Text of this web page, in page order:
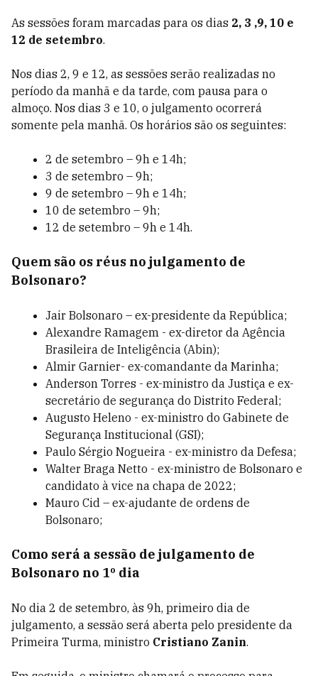
As sessões foram marcadas para os dias 2, 3 ,9, 10 e
12 de setembro.
Nos dias 2, 9 e 12, as sessões serão realizadas no
período da manhã e da tarde, com pausa para o
almoço. Nos dias 3 e 10, o julgamento ocorrerá
somente pela manhã. Os horários são os seguintes:
2 de setembro – 9h e 14h;
3 de setembro – 9h;
9 de setembro – 9h e 14h;
10 de setembro – 9h;
12 de setembro – 9h e 14h.
Quem são os réus no julgamento de
Bolsonaro?
Jair Bolsonaro – ex-presidente da República;
Alexandre Ramagem - ex-diretor da Agência
Brasileira de Inteligência (Abin);
Almir Garnier- ex-comandante da Marinha;
Anderson Torres - ex-ministro da Justiça e ex-
secretário de segurança do Distrito Federal;
Augusto Heleno - ex-ministro do Gabinete de
Segurança Institucional (GSI);
Paulo Sérgio Nogueira - ex-ministro da Defesa;
Walter Braga Netto - ex-ministro de Bolsonaro e
candidato à vice na chapa de 2022;
Mauro Cid – ex-ajudante de ordens de
Bolsonaro;
Como será a sessão de julgamento de
Bolsonaro no 1º dia
No dia 2 de setembro, às 9h, primeiro dia de
julgamento, a sessão será aberta pelo presidente da
Primeira Turma, ministro Cristiano Zanin.